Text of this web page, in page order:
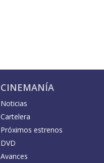
CINEMANÍA
Noticias
Cartelera
Próximos estrenos
DVD
Avances